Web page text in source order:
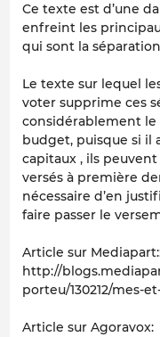
Ce texte est d’une
enfreint les
qui sont la
Le texte sur lequel
voter supprime ces
considérablement le
budget, puisque si il
capitaux , ils
versés à première
nécessaire d’en
faire passer le
Article sur
http://
porteu/130212/mes-
Article sur Agoravox: